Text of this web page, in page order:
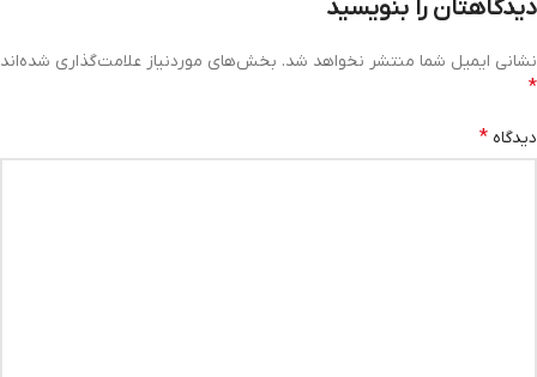
دیدگاهتان را بنویسید
نشانی ایمیل شما منتشر نخواهد شد. بخش‌های موردنیاز علامت‌گذاری شده‌اند
*
دیدگاه *